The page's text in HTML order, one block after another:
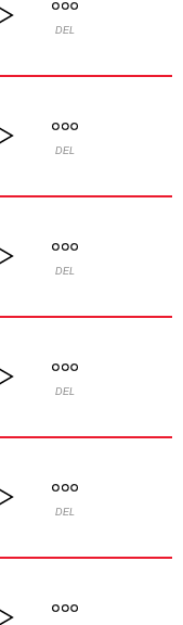
DEL
DEL
DEL
DEL
DEL